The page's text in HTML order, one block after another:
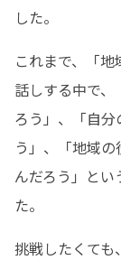
した。
これまで、「
話しする中で
ろう」、「自
う」、「地域
んだろう」と
た。
挑戦したくても